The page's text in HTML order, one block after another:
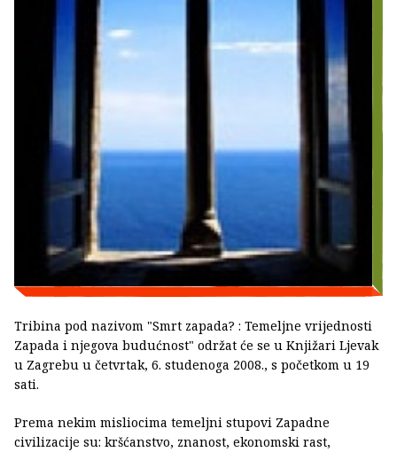
Tribina pod nazivom "Smrt zapada? : Temeljne vrijednosti
Zapada i njegova budućnost" održat će se u Knjižari Ljevak
u Zagrebu u četvrtak, 6. studenoga 2008., s početkom u 19
sati.
Prema nekim misliocima temeljni stupovi Zapadne
civilizacije su: kršćanstvo, znanost, ekonomski rast,